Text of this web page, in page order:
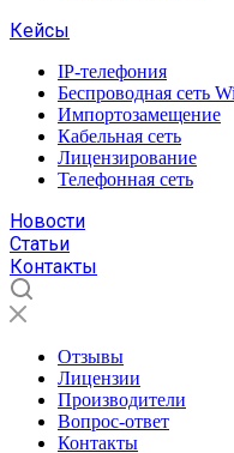
Кейсы
IP-телефония
Беспроводная сеть
Импортозамещение
Кабельная сеть
Лицензирование
Телефонная сеть
Новости
Статьи
Контакты
Отзывы
Лицензии
Производители
Вопрос-ответ
Контакты